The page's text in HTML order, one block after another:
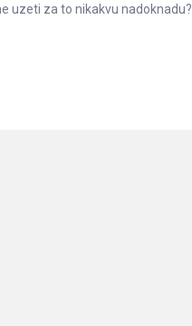
uzeti za to nikakvu nadoknadu?